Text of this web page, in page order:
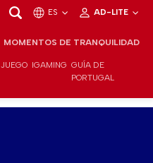
ES AD-LITE
MOMENTOS DE TRANQUILIDAD
JUEGO IGAMING GUÍA DE
PORTUGAL